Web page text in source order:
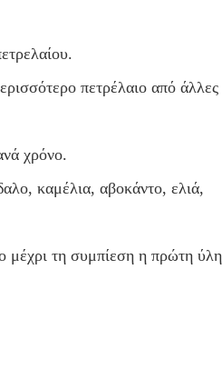
πετρέλαιο από άλλες
χρόνο.
καμέλια, αβοκάντο, ελιά,
μέχρι τη συμπίεση η πρώτη ύλη